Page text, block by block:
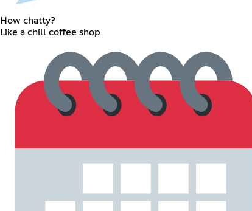
How chatty?
Like a chill coffee shop